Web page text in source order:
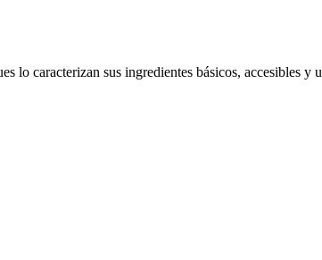
lo caracterizan sus ingredientes básicos, accesibles y